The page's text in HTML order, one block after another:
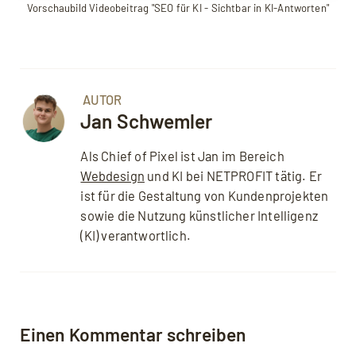
Vorschaubild Videobeitrag "SEO für KI - Sichtbar in KI-Antworten"
AUTOR
Jan Schwemler
Als Chief of Pixel ist Jan im Bereich
Webdesign und KI bei NETPROFIT tätig. Er
ist für die Gestaltung von Kundenprojekten
sowie die Nutzung künstlicher Intelligenz
(KI) verantwortlich.
Einen Kommentar schreiben